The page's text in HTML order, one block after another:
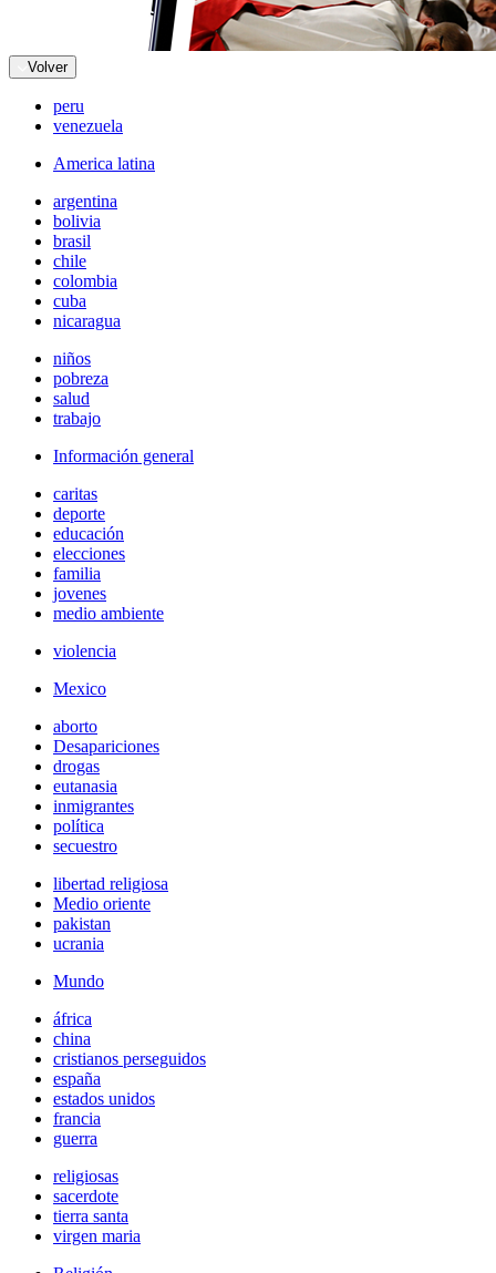
Volver
peru
venezuela
America latina
argentina
bolivia
brasil
chile
colombia
cuba
nicaragua
niños
pobreza
salud
trabajo
Información general
caritas
deporte
educación
elecciones
familia
jovenes
medio ambiente
violencia
Mexico
aborto
Desapariciones
drogas
eutanasia
inmigrantes
política
secuestro
libertad religiosa
Medio oriente
pakistan
ucrania
Mundo
áfrica
china
cristianos perseguidos
españa
estados unidos
francia
guerra
religiosas
sacerdote
tierra santa
virgen maria